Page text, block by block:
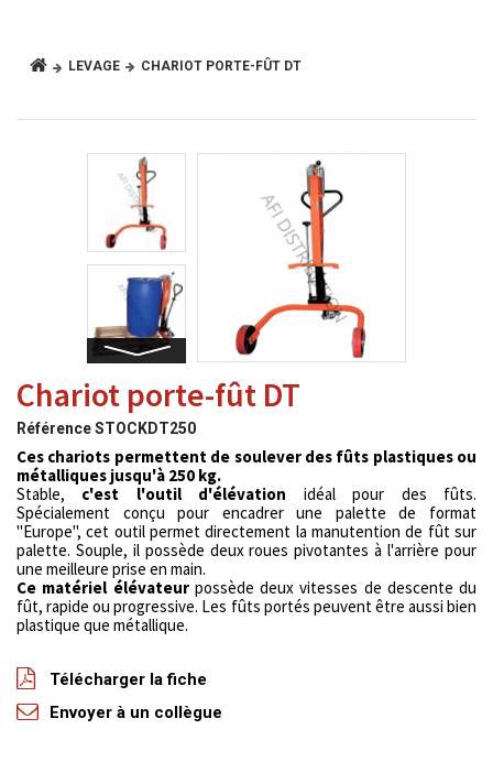
LEVAGE CHARIOT PORTE-FÛT DT
Chariot porte-fût DT
RéférenceSTOCKDT250
Ces chariots permettent de soulever des fûts plastiques ou
métalliques jusqu'à 250 kg.
Stable, c'est l'outil d'élévation idéal pour des fûts.
Spécialement conçu pour encadrer une palette de format
"Europe", cet outil permet directement la manutention de fût sur
palette. Souple, il possède deux roues pivotantes à l'arrière pour
une meilleure prise en main.
Ce matériel élévateur possède deux vitesses de descente du
fût, rapide ou progressive. Les fûts portés peuvent être aussi bien
plastique que métallique.
Télécharger la fiche
Envoyer à un collègue